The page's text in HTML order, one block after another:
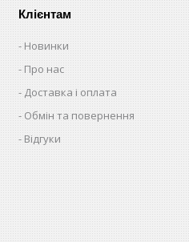
Клієнтам
Новинки
Про нас
Доставка і оплата
Обмін та повернення
Відгуки